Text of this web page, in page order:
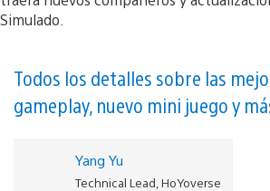
Todos los detalles sobre las
gameplay, nuevo mini juego y
Yang Yu
Technical Lead, HoYoverse